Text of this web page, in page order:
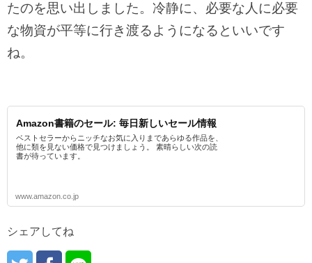
たのを思い出しました。冷静に、必要な人に必要
な物資が平等に行き渡るようになるといいです
ね。
Amazon書籍のセール: 毎日新しいセール情報
ベストセラーからニッチなお気に入りまであらゆる作品を、
他に類を見ない価格で見つけましょう。 素晴らしい次の読
書が待っています。
www.amazon.co.jp
シェアしてね